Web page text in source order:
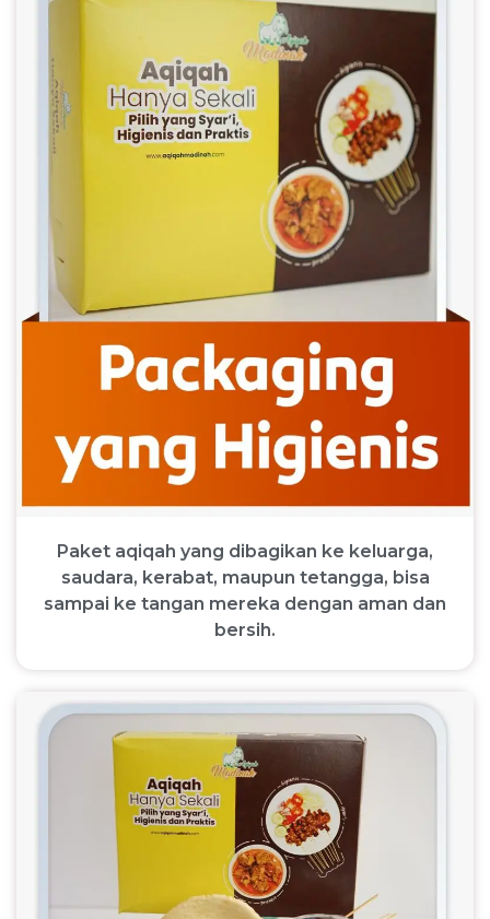
Paket aqiqah yang dibagikan ke keluarga,
saudara, kerabat, maupun tetangga, bisa
sampai ke tangan mereka dengan aman dan
bersih.